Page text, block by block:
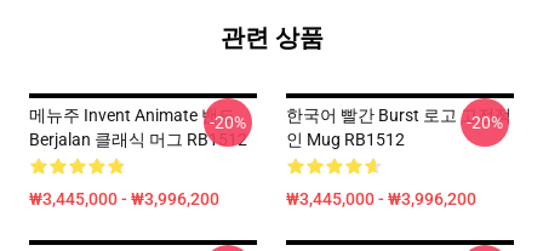
관련 상품
메뉴주 Invent Animate 밴드
Berjalan 클래식 머그 RB1512
₩3,445,000 - ₩3,996,200
-20%
한국어 빨간 Burst 로고 고전적
인 Mug RB1512
₩3,445,000 - ₩3,996,200
-20%